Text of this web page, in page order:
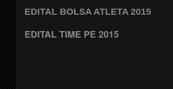
EDITAL BOLSA ATLETA 2015
EDITAL TIME PE 2015